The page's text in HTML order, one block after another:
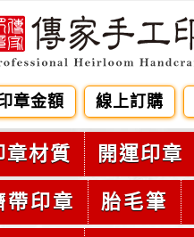
章金額 線上訂購
章材質 開運印章
帶印章 胎毛筆